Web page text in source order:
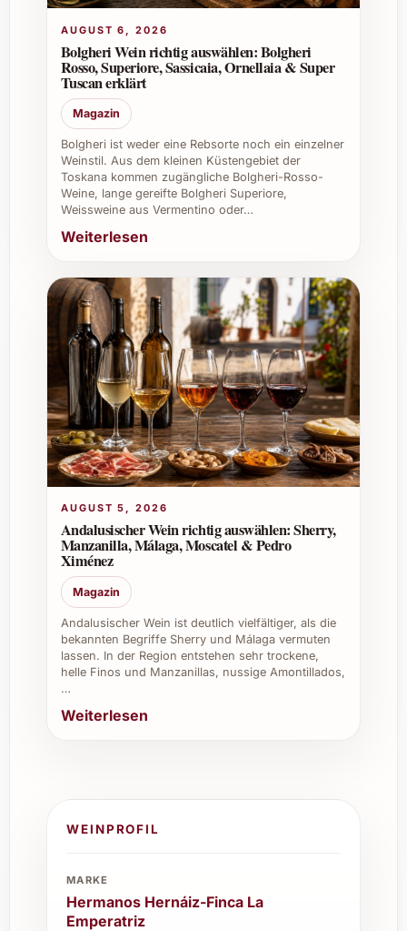
Private Feiern:
harmonische Ausgewogenheit eignet
sich der Wein perfekt für festliche
Abende mit Familie und Freunden.
Weihnachten und Silvester:
eleganter Begleiter, der besonderen
Momenten die nötige Festlichkeit
verleiht.
Sommerfeste & Grillabende:
warmen Temperaturen überzeugt er mit
Gastronomie & Restaurants: Ideal für
den Einsatz auf der Weinkarte, da er
vielfältige Kombinationsmöglichkeiten
zu Speisen bietet.
Caterings & Firmenevents:Ein Zeichen
von Wertschätzung bei
Geschäftspartnern und Gästen dank
seiner exklusiven Herkunft und Qualität.
Weinkeller:Für Sammler ist der 2023er
Jahrgang eine wertvolle Ergänzung, die
Warten Sie nicht länger und gönnen Sie sich
den Hermanos Hernáiz El Pedal Tempranillo
2023 – ein Wein, der jeden Schluck zu einem
besonderen Erlebnis macht!
AUGUST 6, 2026
Bolgheri Wein richtig auswählen: Bolgheri
Rosso, Superiore, Sassicaia, Ornellaia & Super
Tuscan erklärt
Magazin
Bolgheri ist weder eine Rebsorte noch ein einzelner
Weinstil. Aus dem kleinen Küstengebiet der
Toskana kommen zugängliche Bolgheri-Rosso-
Weine, lange gereifte Bolgheri Superiore,
Weissweine aus Vermentino oder…
Weiterlesen
AUGUST 5, 2026
Andalusischer Wein richtig auswählen: Sherry,
Manzanilla, Málaga, Moscatel & Pedro
Ximénez
Magazin
Andalusischer Wein ist deutlich vielfältiger, als die
bekannten Begriffe Sherry und Málaga vermuten
lassen. In der Region entstehen sehr trockene,
helle Finos und Manzanillas, nussige Amontillados,
…
Weiterlesen
WEINPROFIL
MARKE
Hermanos Hernáiz-Finca La
Emperatriz